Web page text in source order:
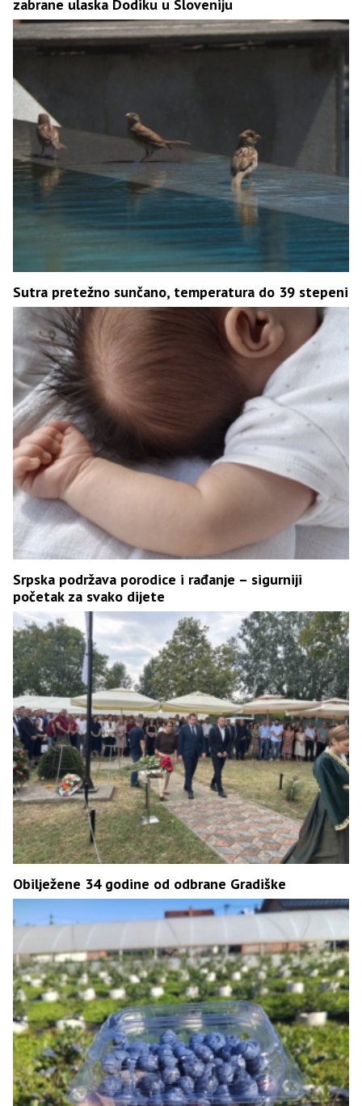
zabrane ulaska Dodiku u Sloveniju
Sutra pretežno sunčano, temperatura do 39 stepeni
Srpska podržava porodice i rađanje – sigurniji
početak za svako dijete
Obilježene 34 godine od odbrane Gradiške